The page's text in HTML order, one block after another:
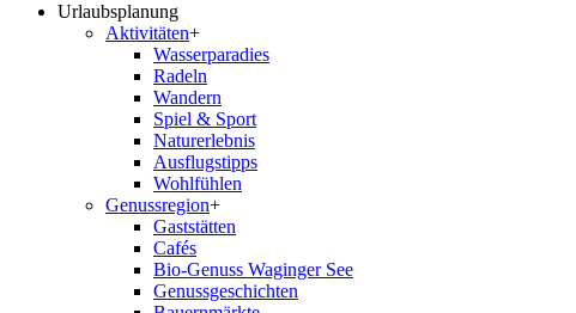
Urlaubsplanung
Aktivitäten+
Wasserparadies
Radeln
Wandern
Spiel & Sport
Naturerlebnis
Ausflugstipps
Wohlfühlen
Genussregion+
Gaststätten
Cafés
Bio-Genuss Waginger See
Genussgeschichten